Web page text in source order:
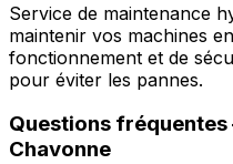
Service de maintenance
maintenir vos machines
fonctionnement et de
pour éviter les pannes.
Questions
Chavonne